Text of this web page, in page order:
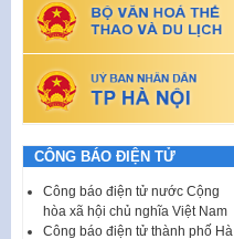
CÔNG BÁO ĐIỆN TỬ
Công báo điện tử nước Cộng
hòa xã hội chủ nghĩa Việt Nam
Công báo điện tử thành phố Hà